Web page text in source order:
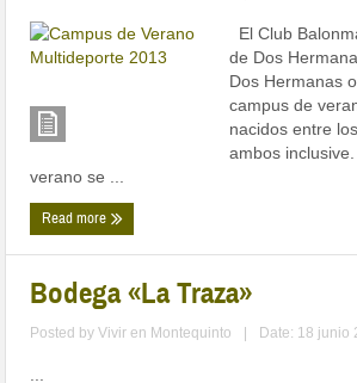
El Club
de Dos
Dos Hermanas
campus de
nacidos entre
ambos
Read more
Bodega «La Traza»
Posted byVivir en Montequinto | Date: 18 junio